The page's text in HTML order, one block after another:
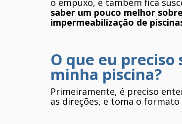
saber um pouco melhor
impermeabilização de
O que eu
minha piscina?
Primeiramente, é preciso
as direções, e toma o